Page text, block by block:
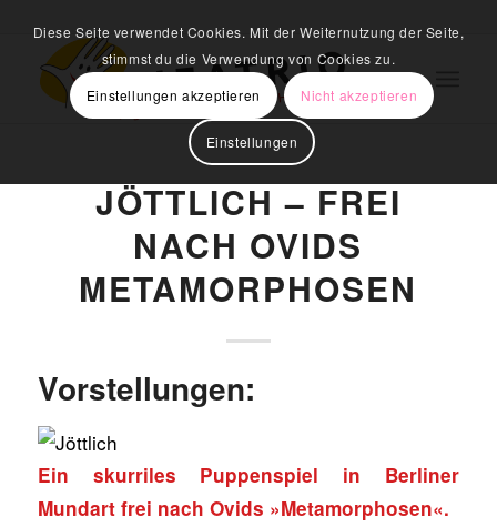
JÖTTLICH – FREI
NACH OVIDS
METAMORPHOSEN
Vorstellungen:
Ein skurriles Puppenspiel in Berliner
Mundart frei nach Ovids »Metamorphosen«.
Diese Seite verwendet Cookies. Mit der Weiternutzung der Seite,
stimmst du die Verwendung von Cookies zu.
Einstellungen akzeptieren
Nicht akzeptieren
Einstellungen